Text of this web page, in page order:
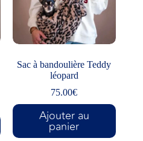
Sac à bandoulière Teddy
léopard
75.00€
Ajouter au
panier